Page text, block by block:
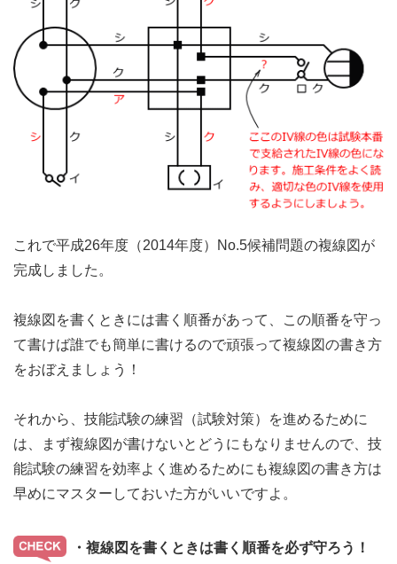
これで平成26年度（2014年度）No.5候補問題の複線図が
完成しました。
複線図を書くときには書く順番があって、この順番を守っ
て書けば誰でも簡単に書けるので頑張って複線図の書き方
をおぼえましょう！
それから、技能試験の練習（試験対策）を進めるために
は、まず複線図が書けないとどうにもなりませんので、技
能試験の練習を効率よく進めるためにも複線図の書き方は
早めにマスターしておいた方がいいですよ。
・複線図を書くときは書く順番を必ず守ろう！